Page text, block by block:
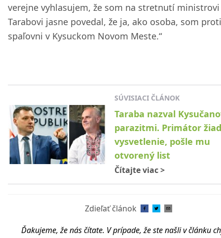
verejne vyhlasujem, že som na stretnutí ministrovi
Tarabovi jasne povedal, že ja, ako osoba, som proti
spaľovni v Kysuckom Novom Meste.“
SÚVISIACI ČLÁNOK
Taraba nazval
parazitmi. Primátor
vysvetlenie, pošle mu
otvorený list
Čítajte viac>
Zdieľať článok
Ďakujeme, že nás čítate. V prípade, že ste našli v článku